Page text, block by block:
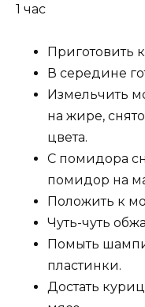
1 час
Приготовить
В середине
Измельчить
на жире,
цвета.
С помидора
помидор на
Положить к
Чуть-чуть
Помыть
пластинки.
Достать